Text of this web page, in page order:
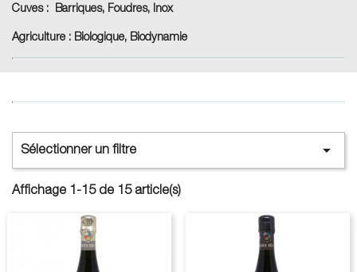
Cuves : Barriques, Foudres, Inox
Agriculture : Biologique, Biodynamie
Sélectionner un filtre 
Affichage 1-15 de 15 article(s)